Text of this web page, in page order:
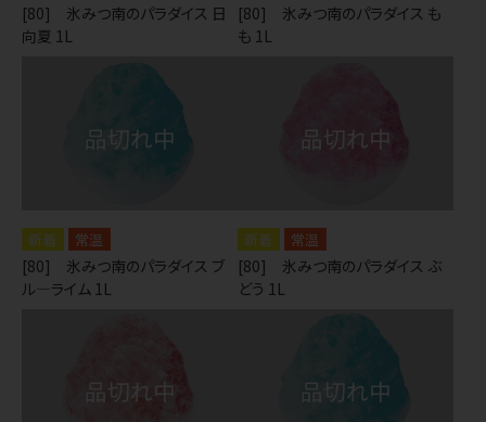
[80] 氷みつ南のパラダイス 日
向夏 1L
[80] 氷みつ南のパラダイス も
も 1L
常温
[80] 氷みつ南のパラダイス ブ
ル―ライム 1L
常温
[80] 氷みつ南のパラダイス ぶ
どう 1L